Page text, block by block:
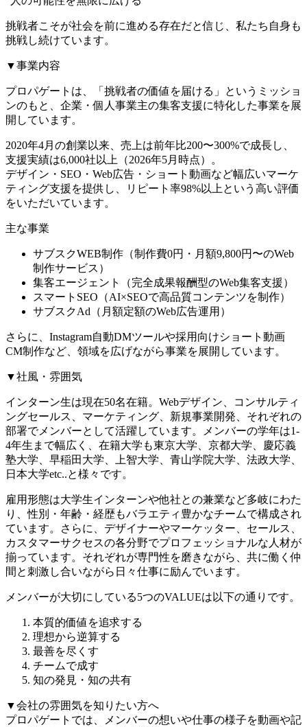
挑戦者こそが社会を前に進める存在だと信じ、私たち自身も
挑戦し続けています。
▼事業内容
プロパゲートは、「挑戦者の価値を届ける」というミッショ
ンのもと、企業・個人事業主の集客支援に特化した事業を展
開しています。
2020年4月の創業以来、売上は前年比200〜300%で成長し、
支援実績は6,000社以上（2026年5月時点）。
デザイン・SEO・Web広告・ショート動画など幅広いマーケ
ティング支援を提供し、リピート率98%以上という高い評価
をいただいています。
主な事業
サブスクWEB制作（制作費0円・月額9,800円〜のWeb
制作サービス）
集客エージェント（完全成果報酬型のWeb集客支援）
スマートSEO（AI×SEOで高品質コンテンツを制作）
サブスクAd（月額定額のWeb広告運用）
さらに、Instagram自動DMツールや採用向けショート動画
CM制作など、領域を広げながら事業を展開しています。
▼社風・雰囲気
インターン生は現在50名在籍。Webデザイン、コンサルティ
ングセールス、マーケティング、新規事業開発、それぞれの
部署でメンバーとして活躍しています。メンバーの学年は1-
4年生まで幅広く、在籍大学も東京大学、京都大学、慶応義
塾大学、早稲田大学、上智大学、青山学院大学、法政大学、
日本大学etc..と様々です。
雇用形態は大学生インターンや他社との兼業など多岐にわた
り、性別・年齢・経歴もバラエティ豊かなチームで構成され
ています。さらに、デザイナーやマーケッター、セールス、
カスタマーサクセスの各分野でプロフェッショナルな人材が
揃っています。それぞれが専門性を磨きながら、共に働く仲
間と刺激し合いながら日々仕事に励んでいます。
メンバーが大切にしている5つのVALUEは以下の通りです。
本質的価値を追求する
理想から逆算する
最善を尽くす
チームで成す
知の発見・知の共有
▼会社の雰囲気を知りたい方へ
プロパゲートでは、メンバーの想いや仕事の様子を動画や記